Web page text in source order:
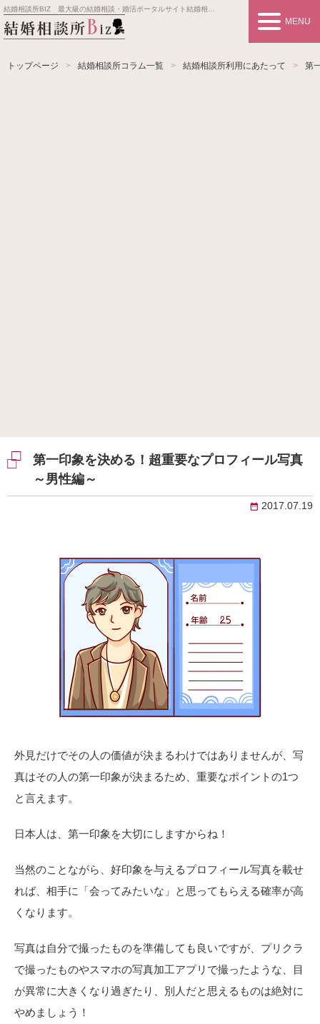
結婚相談所BIZ 最大級の結婚相談・婚活ポータルサイト結婚相談所事業者情報や婚活お見合いの悩み、対策を紹介します。
MENU
トップページ 結婚相談所コラム一覧 結婚相談所利用にあたって 第
第一印象を決める！超重要なプロフィール写真
～男性編～
2017.07.19
外見だけでその人の価値が決まるわけではありませんが、写
真はその人の第一印象が決まるため、重要なポイントの1つ
と言えます。
日本人は、第一印象を大切にしますからね！
当然のことながら、好印象を与えるプロフィール写真を載せ
れば、相手に「会ってみたいな」と思ってもらえる確率が高
くなります。
写真は自分で撮ったものを準備しても良いですが、プリクラ
で撮ったものやスマホの写真加工アプリで撮ったような、目
が異常に大きくなり過ぎたり、別人だと思えるものは絶対に
やめましょう！